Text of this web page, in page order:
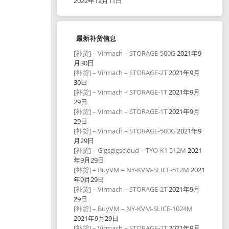
最新补货信息
[补货] – Virmach – STORAGE-500G2021年9
月30日
[补货] – Virmach – STORAGE-2T2021年9月
30日
[补货] – Virmach – STORAGE-1T2021年9月
29日
[补货] – Virmach – STORAGE-1T2021年9月
29日
[补货] – Virmach – STORAGE-500G2021年9
月29日
[补货] – Gigsgigscloud – TYO-K1 512M 2021
年9月29日
[补货] – BuyVM – NY-KVM-SLICE-512M 2021
年9月29日
[补货] – Virmach – STORAGE-2T2021年9月
29日
[补货] – BuyVM – NY-KVM-SLICE-1024M
2021年9月29日